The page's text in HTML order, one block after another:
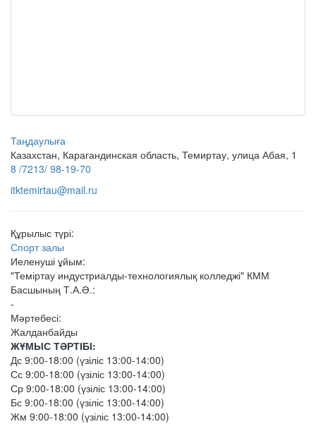
Таңдаулыға
Казахстан, Карагандинская область, Темиртау, улица Абая, 1
8 /7213/ 98-19-70
itktemirtau@mail.ru
Құрылыс түрі:
Спорт залы
Иеленуші ұйым:
"Теміртау индустриалды-технологиялық колледжі" КММ
Басшының Т.А.Ә.:
-
Мәртебесі:
Жалданбайды
ЖҰМЫС ТӘРТІБІ:
Дс 9:00-18:00 (үзіліс 13:00-14:00)
Сс 9:00-18:00 (үзіліс 13:00-14:00)
Ср 9:00-18:00 (үзіліс 13:00-14:00)
Бс 9:00-18:00 (үзіліс 13:00-14:00)
Жм 9:00-18:00 (үзіліс 13:00-14:00)